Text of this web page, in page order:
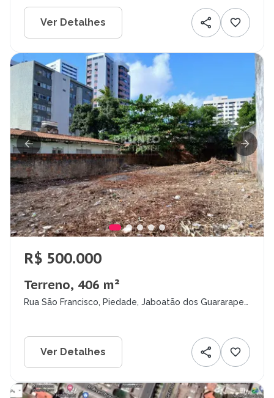
Ver Detalhes
R$ 500.000
Terreno, 406 m²
Rua São Francisco, Piedade, Jaboatão dos Guararapes
Ver Detalhes